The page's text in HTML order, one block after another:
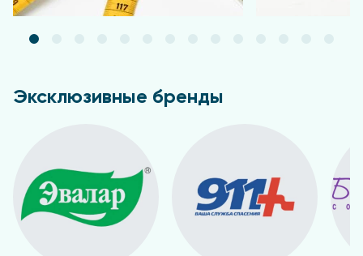
Эксклюзивные бренды